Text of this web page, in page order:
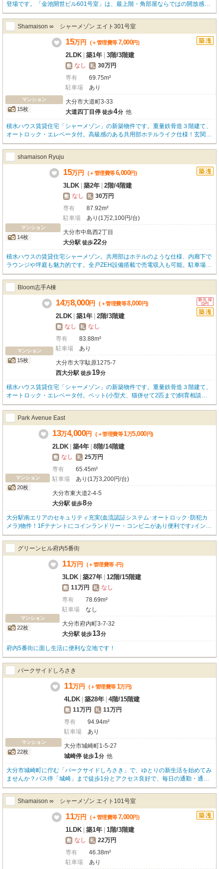
登場です。「金池開世ビル601号室」は、最上階・角部屋ならではの開放感
と、3面採光・2面バルコニーによる明るさが魅力。2025年3月には内装が全面
リフォームされ、新生活が気持ち良くスタートできます。ご入居をサポートす
るフリーレント1ヶ月付きで、初期費用も抑えられます。設備も充実！新しく
設置されるリビングエアコン、ウォシュレット、モニター付きインターホンに
加え、料理が捗るシステムカウンターキッチン（3口ガスコンロ）、ゆったり
寛げる追い焚き風呂には窓もございます。ウォークインクローゼットを含む全
居室収納で、荷物が多い方も安心。大切なペットとの暮らしもご相談いただけ
ます。徒歩2分にこども園、徒歩5分に小学校。ドラッグストアや病院、飲食
店、コンビニも近く、日々の生活がスムーズに。この魅力あふれるお部屋をぜ
ひ一度、ご覧になりませんか？
Shamaison ∞ シャーメゾン エイト301号室
マンション
15枚
15万円 (＋管理費等 7,000円)
2LDK 築1年 3階/3階建
敷 なし 礼 30万円
専有
69.75m²
駐車場
あり
大分市大道町3-33
大道四丁目停 徒歩4分 他
積水ハウス賃貸住宅「シャーメゾン」の新築物件です。重量鉄骨造３階建て、
オートロック・エレベータ付。高級感のある共用部ホテルライク仕様！玄関ド
アはスマートロックで遠隔操作可能も可能♪インターネット(Wifi)無料！充分な
収容力のウォークインクローゼットもあり、お部屋を広々と使っていただきま
す。充実した設備で快適な生活を♪
shamaison Ryuju
マンション
14枚
15万円 (＋管理費等 6,000円)
3LDK 築2年 2階/4階建
敷 なし 礼 30万円
専有
87.92m²
駐車場
あり(1万2,100円/台)
大分市中島西2丁目
大分駅 徒歩22分
積水ハウスの賃貸住宅シャーメゾン。共用部はホテルのような仕様、内廊下で
ラウンジや坪庭も魅力的です。全戸ZEH設備搭載で売電収入も可能。駐車場は
チェーンゲート付でセキュリティ面も安心！都市ガスや開口部にペアガラス使
用で光熱費も安心です。
Bloom志手A棟
マンション
15枚
14万8,000円 (＋管理費等8,000円)
2LDK 築1年 2階/3階建
敷 なし 礼 なし
専有
83.88m²
駐車場
あり
大分市大字駄原1275-7
西大分駅 徒歩19分
積水ハウス賃貸住宅「シャーメゾン」の新築物件です。重量鉄骨造３階建て、
オートロック・エレベータ付。ペット(小型犬、猫併せて2匹まで)飼育相談可
(別途礼金要) 玄関ドアはスマートロックで遠隔操作可能も可能♪インターネッ
ト(Wifi)無料！大容量のウォークインクローゼットもあり、お部屋を広々と使
っていただけます。充実した設備で快適な生活を♪
Park Avenue East
マンション
20枚
13万4,000円 (＋管理費等1万5,000円)
2LDK 築4年 8階/14階建
敷 なし 礼 25万円
専有
65.45m²
駐車場
あり(1万3,200円/台)
大分市東大道2-4-5
大分駅 徒歩8分
大分駅南エリアのセキュリティ充実(血流認証システム･オートロック･防犯カ
メラ)物件！1Fテナントにコインランドリー・コンビニがあり便利です♪インタ
ーネット無料！（D.U-NET。回線工事後使用可） ・館内各種サービス有(コ
ンシェルジュ兼清掃員)・駐車場有(大型車対応パレットタワーパーキング)・エ
アコン全部屋標準・サイクルポート､バイク置場有
グリーンヒル府内5番街
マンション
22枚
11万円 (＋管理費等 -円)
3LDK 築27年 12階/15階建
敷 11万円 礼 なし
専有
78.69m²
駐車場
なし
大分市府内町3-7-32
大分駅 徒歩13分
府内5番街に面し生活に便利な立地です！
パークサイドしろさき
マンション
22枚
11万円 (＋管理費等 1万円)
4LDK 築28年 4階/15階建
敷 11万円 礼 11万円
専有
94.94m²
駐車場
あり
大分市城崎町1-5-27
城崎停 徒歩1分 他
大分市城崎町に佇む「パークサイドしろさき」で、ゆとりの新生活を始めてみ
ませんか？バス停「城崎」まで徒歩1分とアクセス良好で、毎日の通勤・通学
にも大変便利です。広々94.94m²の4LDKは、南向きで3面採光、日当り良好な
のが嬉しいポイント。快適にお過ごしいただけます。システムキッチンや追い
焚き機能付きバス、独立洗面台など、暮らしを豊かにする設備も充実していま
す。コンビニやスーパー、病院も徒歩圏内に揃い、生活利便性も抜群です。分
譲タイプならではの上質な住まいで、ご家族皆様で笑顔あふれる毎日をどう
ぞ。敷地内駐車場もございます（機械式・高さ制限あり）。
Shamaison ∞ シャーメゾン エイト101号室
11万円 (＋管理費等 7,000円)
1LDK 築1年 1階/3階建
敷 なし 礼 22万円
専有
46.38m²
駐車場
あり